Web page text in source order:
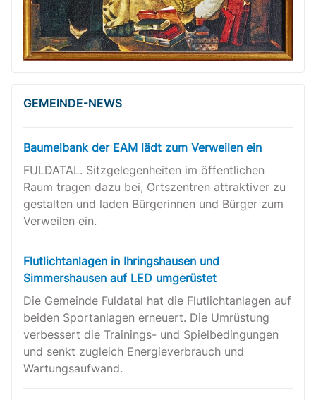
GEMEINDE-NEWS
Baumelbank der EAM lädt zum Verweilen ein
FULDATAL. Sitzgelegenheiten im öffentlichen
Raum tragen dazu bei, Ortszentren attraktiver zu
gestalten und laden Bürgerinnen und Bürger zum
Verweilen ein.
Flutlichtanlagen in Ihringshausen und
Simmershausen auf LED umgerüstet
Die Gemeinde Fuldatal hat die Flutlichtanlagen auf
beiden Sportanlagen erneuert. Die Umrüstung
verbessert die Trainings- und Spielbedingungen
und senkt zugleich Energieverbrauch und
Wartungsaufwand.